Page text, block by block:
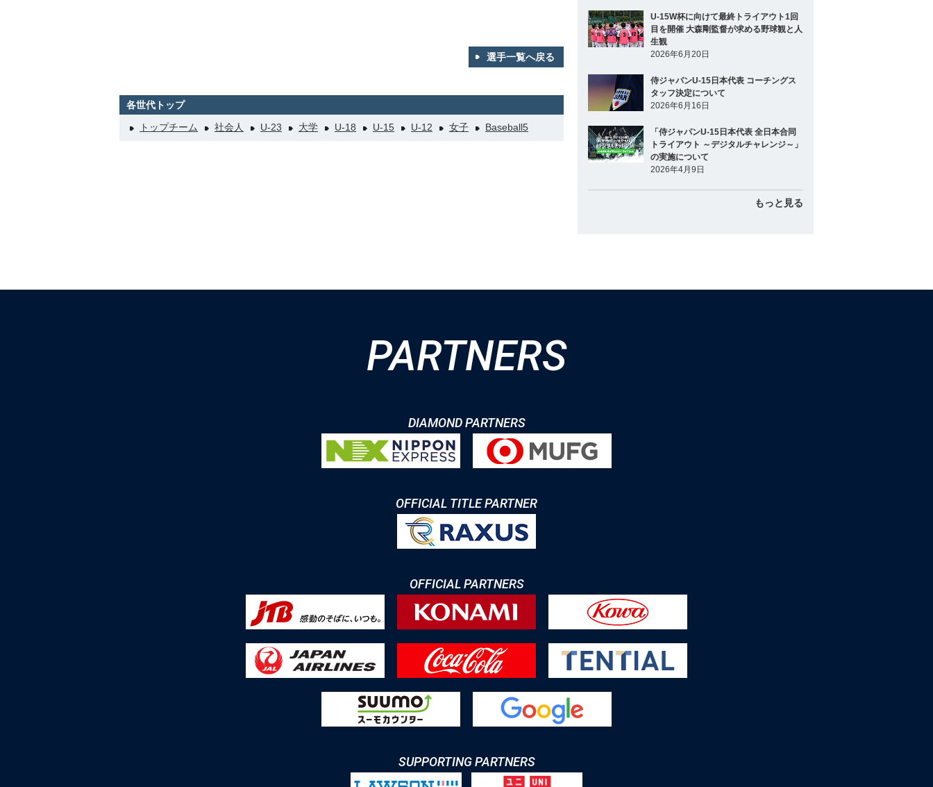
選手一覧へ戻る
各世代トップ
トップチーム
社会人 U-23 大学 U-18 U-15 U-12 女子 Baseball5
U-15W杯に向けて最終トライアウト1回
目を開催 大森剛監督が求める野球観と人
生観
2026年6月20日
侍ジャパンU-15日本代表 コーチングス
タッフ決定について
2026年6月16日
「侍ジャパンU-15日本代表 全日本合同
トライアウト ～デジタルチャレンジ～」
の実施について
2026年4月9日
もっと見る
PARTNERS
DIAMOND PARTNERS
OFFICIAL TITLE PARTNER
OFFICIAL PARTNERS
SUPPORTING PARTNERS